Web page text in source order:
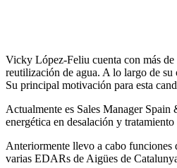
Vicky López-Feliu cuenta con más
reutilización de agua. A lo largo de su
Su principal motivación para esta
Actualmente es Sales Manager
energética en desalación y tratamiento
Anteriormente llevo a cabo
varias EDARs de Aigües de